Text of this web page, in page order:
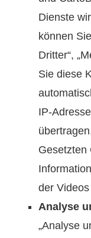
Dienste
können
Dritter“,
Sie diese
IP-
Gesetzten
der
Analyse
„Analyse